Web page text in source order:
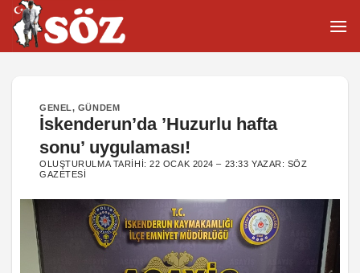
İçeriğe
atla
GENEL, GÜNDEM
İskenderun’da ’Huzurlu hafta
sonu’ uygulaması!
OLUŞTURULMA TARIHI:22 OCAK 2024 – 23:33 YAZAR: SÖZ
GAZETESI